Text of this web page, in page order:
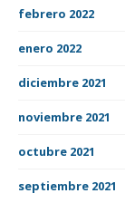
febrero 2022
enero 2022
diciembre 2021
noviembre 2021
octubre 2021
septiembre 2021